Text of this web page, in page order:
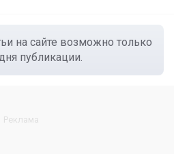
на сайте возможно только
публикации.